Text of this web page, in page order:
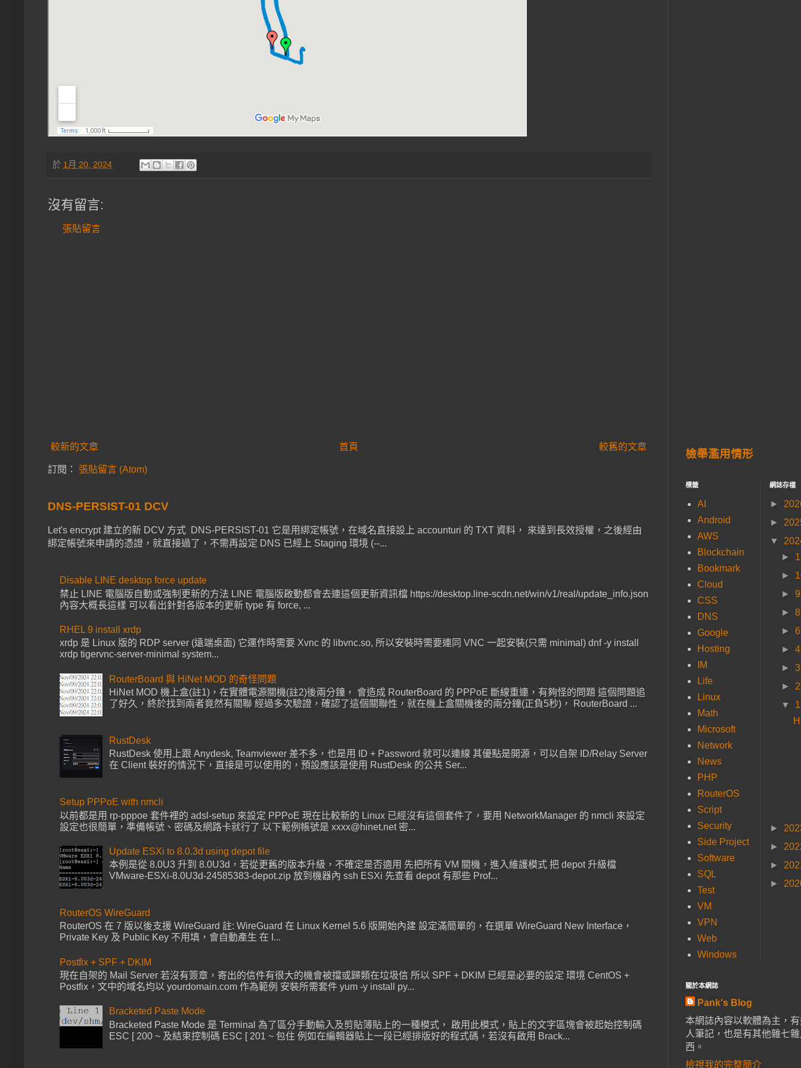
於 1月 20, 2024
沒有留言:
張貼留言
較新的文章 較舊的文章
首頁
訂閱： 張貼留言 (Atom)
DNS-PERSIST-01 DCV
Let's encrypt 建立的新 DCV 方式 DNS-PERSIST-01 它是用綁定帳號，在域名直接設上 accounturi 的 TXT 資料， 來達到長效授權，之後經由
綁定帳號來申請的憑證，就直接過了，不需再設定 DNS 已經上 Staging 環境 (--...
Disable LINE desktop force update
禁止 LINE 電腦版自動或強制更新的方法 LINE 電腦版啟動都會去連這個更新資訊檔 https://desktop.line-scdn.net/win/v1/real/update_info.json
內容大概長這樣 可以看出針對各版本的更新 type 有 force, ...
RHEL 9 install xrdp
xrdp 是 Linux 版的 RDP server (遠端桌面) 它運作時需要 Xvnc 的 libvnc.so, 所以安裝時需要連同 VNC 一起安裝(只需 minimal) dnf -y install
xrdp tigervnc-server-minimal system...
RouterBoard 與 HiNet MOD 的奇怪問題
HiNet MOD 機上盒(註1)，在實體電源關機(註2)後兩分鐘， 會造成 RouterBoard 的 PPPoE 斷線重連，有夠怪的問題 這個問題追
了好久，終於找到兩者竟然有關聯 經過多次驗證，確認了這個關聯性，就在機上盒關機後的兩分鐘(正負5秒)， RouterBoard ...
RustDesk
RustDesk 使用上跟 Anydesk, Teamviewer 差不多，也是用 ID + Password 就可以連線 其優點是開源，可以自架 ID/Relay Server
在 Client 裝好的情況下，直接是可以使用的，預設應該是使用 RustDesk 的公共 Ser...
Setup PPPoE with nmcli
以前都是用 rp-pppoe 套件裡的 adsl-setup 來設定 PPPoE 現在比較新的 Linux 已經沒有這個套件了，要用 NetworkManager 的 nmcli 來設定
設定也很簡單，準備帳號、密碼及網路卡就行了 以下範例帳號是 xxxx@hinet.net 密...
Update ESXi to 8.0.3d using depot file
本例是從 8.0U3 升到 8.0U3d，若從更舊的版本升級，不確定是否適用 先把所有 VM 關機，進入維護模式 把 depot 升級檔
VMware-ESXi-8.0U3d-24585383-depot.zip 放到機器內 ssh ESXi 先查看 depot 有那些 Prof...
RouterOS WireGuard
RouterOS 在 7 版以後支援 WireGuard 註: WireGuard 在 Linux Kernel 5.6 版開始內建 設定滿簡單的，在選單 WireGuard New Interface，
Private Key 及 Public Key 不用填，會自動產生 在 I...
Postfix + SPF + DKIM
現在自架的 Mail Server 若沒有簽章，寄出的信件有很大的機會被擋或歸類在垃圾信 所以 SPF + DKIM 已經是必要的設定 環境 CentOS +
Postfix，文中的域名均以 yourdomain.com 作為範例 安裝所需套件 yum -y install py...
Bracketed Paste Mode
Bracketed Paste Mode 是 Terminal 為了區分手動輸入及剪貼簿貼上的一種模式， 啟用此模式，貼上的文字區塊會被起始控制碼
ESC [ 200 ~ 及結束控制碼 ESC [ 201 ~ 包住 例如在編輯器貼上一段已經排版好的程式碼，若沒有啟用 Brack...
檢舉濫用情形
標籤
AI
Android
AWS
Blockchain
Bookmark
Cloud
CSS
DNS
Google
Hosting
IM
Life
Linux
Math
Microsoft
Network
News
PHP
RouterOS
Script
Security
Side Project
Software
SQL
Test
VM
VPN
Web
Windows
網誌存檔
►
►
▼
►
►
►
►
►
►
►
►
▼
►
►
►
►
關於本網誌
Pank's Blog
本網誌內容以軟體為主，
人筆記，也是有其他雜七
西。
檢視我的完整簡介